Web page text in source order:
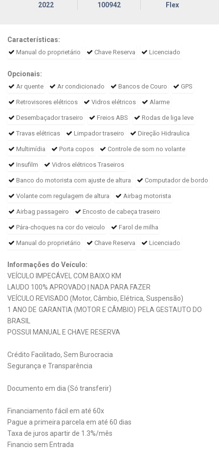
2022 100942 Flex
Características:
Manual do proprietário Chave Reserva Licenciado
Opcionais:
Ar quente Ar condicionado Bancos de Couro GPS
Retrovisores elétricos Vidros elétricos Alarme
Desembaçador traseiro Freios ABS Rodas de liga leve
Travas elétricas Limpador traseiro Direção Hidraulica
Multimídia Porta copos Controle de som no volante
Insufilm Vidros elétricos Traseiros
Banco do motorista com ajuste de altura Computador de bordo
Volante com regulagem de altura Airbag motorista
Airbag passageiro Encosto de cabeça traseiro
Pára-choques na cor do veiculo Farol de milha
Manual do proprietário Chave Reserva Licenciado
Informações do Veículo:
VEÍCULO IMPECÁVEL COM BAIXO KM
LAUDO 100% APROVADO | NADA PARA FAZER
VEÍCULO REVISADO (Motor, Câmbio, Elétrica, Suspensão)
1 ANO DE GARANTIA (MOTOR E CÂMBIO) PELA GESTAUTO DO
BRASIL
POSSUI MANUAL E CHAVE RESERVA
Crédito Facilitado, Sem Burocracia
Segurança e Transparência
Documento em dia (Só transferir)
Financiamento fácil em até 60x
Pague a primeira parcela em até 60 dias
Taxa de juros apartir de 1.3%/mês
Financio sem Entrada